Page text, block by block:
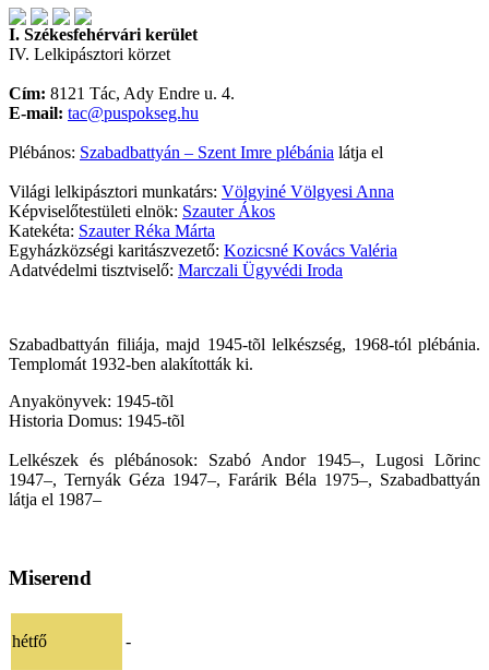
I. Székesfehérvári kerület
IV. Lelkipásztori körzet
Cím: 8121 Tác, Ady Endre u. 4.
E-mail: tac@puspokseg.hu
Plébános: Szabadbattyán – Szent Imre plébánia látja el
Világi lelkipásztori munkatárs: Völgyiné Völgyesi Anna
Képviselőtestületi elnök: Szauter Ákos
Katekéta: Szauter Réka Márta
Egyházközségi karitászvezető: Kozicsné Kovács Valéria
Adatvédelmi tisztviselő: Marczali Ügyvédi Iroda
Szabadbattyán filiája, majd 1945-tõl lelkészség, 1968-tól plébánia.
Templomát 1932-ben alakították ki.
Anyakönyvek: 1945-tõl
Historia Domus: 1945-tõl
Lelkészek és plébánosok: Szabó Andor 1945–, Lugosi Lõrinc
1947–, Ternyák Géza 1947–, Farárik Béla 1975–, Szabadbattyán
látja el 1987–
Miserend
hétfő -